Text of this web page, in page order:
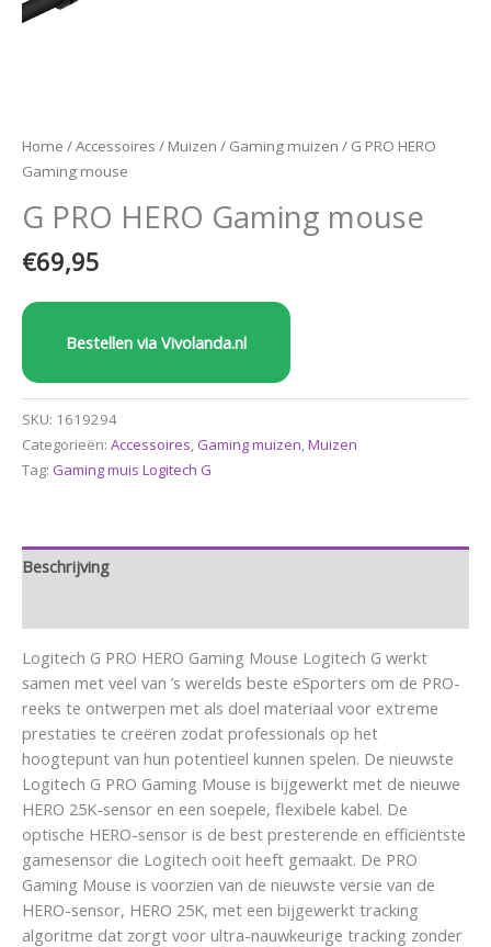
Home /Accessoires / Muizen / Gaming muizen / G PRO HERO
Gaming mouse
G PRO HERO Gaming mouse
€69,95
Bestellen via Vivolanda.nl
SKU: 1619294
Categorieën: Accessoires, Gaming muizen,Muizen
Tag: Gaming muis Logitech G
Beschrijving
Logitech G PRO HERO Gaming Mouse Logitech G werkt
samen met veel van ’s werelds beste eSporters om de PRO-
reeks te ontwerpen met als doel materiaal voor extreme
prestaties te creëren zodat professionals op het
hoogtepunt van hun potentieel kunnen spelen. De nieuwste
Logitech G PRO Gaming Mouse is bijgewerkt met de nieuwe
HERO 25K-sensor en een soepele, flexibele kabel. De
optische HERO-sensor is de best presterende en efficiëntste
gamesensor die Logitech ooit heeft gemaakt. De PRO
Gaming Mouse is voorzien van de nieuwste versie van de
HERO-sensor, HERO 25K, met een bijgewerkt tracking
algoritme dat zorgt voor ultra-nauwkeurige tracking zonder